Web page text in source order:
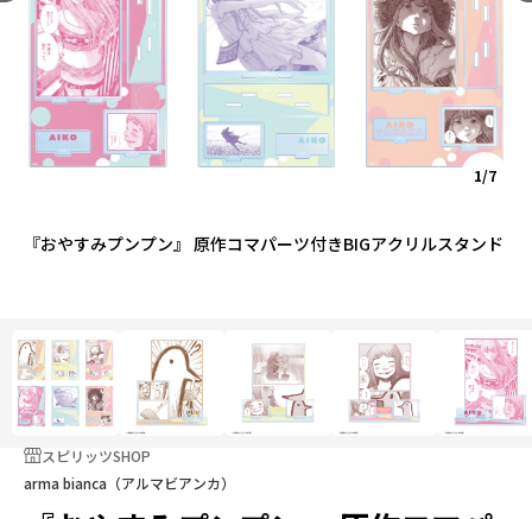
『おやすみプンプン』 原作コマパーツ付きBIGアクリルスタンド
1/7
スピリッツSHOP
arma bianca（アルマビアンカ）